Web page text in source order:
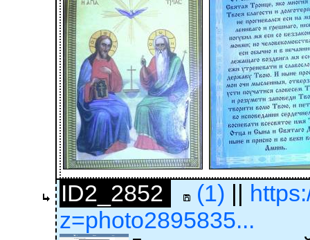
ID2_2852 (1) ||
z=photo2895835...